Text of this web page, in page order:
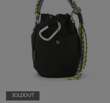
SOLDOUT